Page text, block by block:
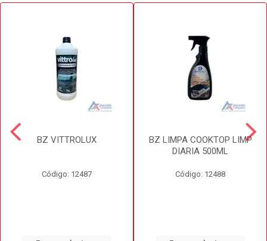
BZ VITTROLUX
Código: 12487
BZ LIMPA COOKTOP LIMP
DIARIA 500ML
Código: 12488